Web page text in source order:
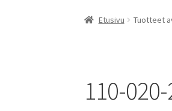
Etusivu Tuotteet
110-